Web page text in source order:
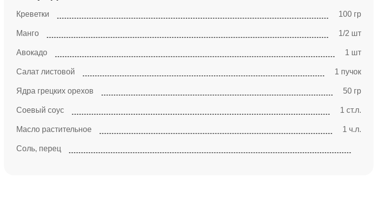
Креветки 100 гр
Манго 1/2 шт
Авокадо 1 шт
Салат листовой 1 пучок
Ядра грецких орехов 50 гр
Соевый соус 1 ст.л.
Масло растительное 1 ч.л.
Соль, перец